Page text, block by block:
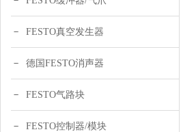
FESTO真空发生器
德国FESTO消声器
FESTO气路块
FESTO控制器/模块